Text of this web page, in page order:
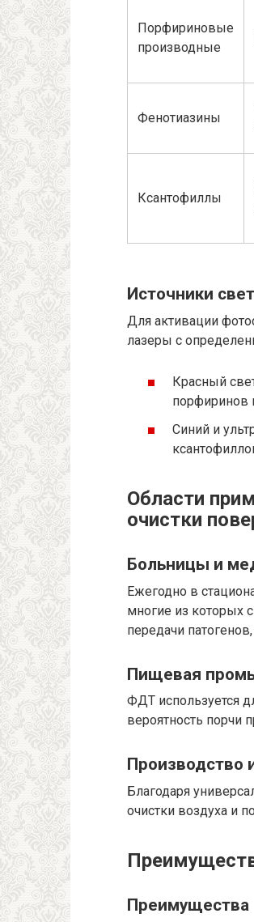
Порфириновые
производные
Фенотиазины
Ксантофиллы
Источники
Для активации
лазеры с
Красный
порфиринов
Синий и
Области
очистки
Больницы и
Ежегодно в
многие из которых
передачи
Пищевая
ФДТ используется
вероятность порчи
Производство
Благодаря
очистки воздуха и
Преимущества